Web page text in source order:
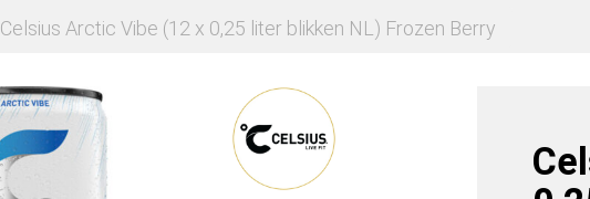
Celsius Arctic Vibe (12 x 0,25 liter blikken NL) Frozen Berry